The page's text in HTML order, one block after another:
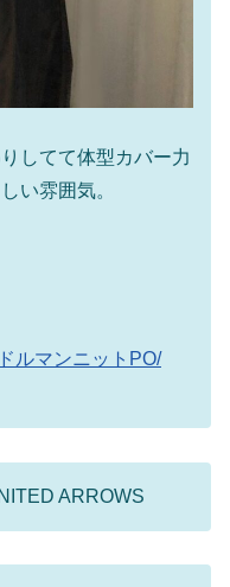
してて体型カバー力
い雰囲気。
ルマンニットPO/
ARROWS